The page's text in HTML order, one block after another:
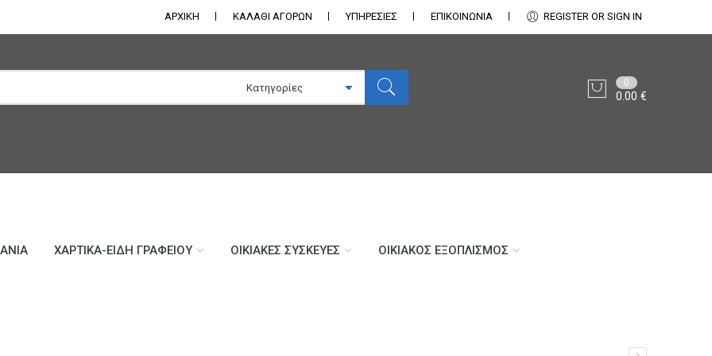
ΑΡΧΙΚΗ ΚΑΛΑΘΙ ΑΓΟΡΩΝ ΥΠΗΡΕΣΙΕΣ ΕΠΙΚΟΙΝΩΝΊΑ REGISTER OR SIGN IN
0
0.00€
ΧΑΡΤΙΚΆ-ΕΊΔΗ ΓΡΑΦΕΊΟΥ ΟΙΚΙΑΚΈΣ ΣΥΣΚΕΥΈΣ ΟΙΚΙΑΚΌΣ ΕΞΟΠΛΙΣΜΌΣ